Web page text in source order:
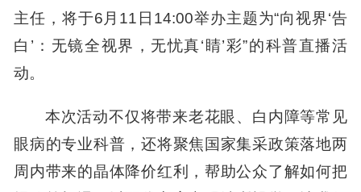
主任 ，将于6月 11 日 14:00举办主题为“向视界‘告
白’：无镜全视界，无忧真‘睛’彩”的科普直播活
动。
本次活动不仅将带来老花眼、白内障等常见
眼病的专业科普，还将聚焦国家集采政策落地两
周内带来的晶体降价红利，帮助公众了解如何把